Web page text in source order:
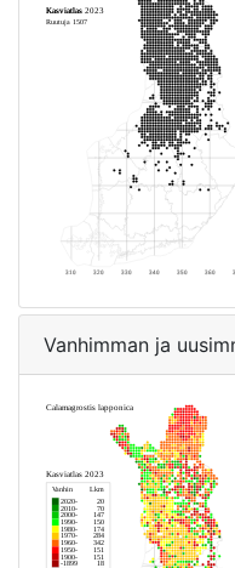
Vanhimman ja